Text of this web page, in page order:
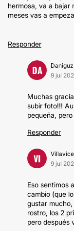
hermosa, va a bajar
meses vas a
Responder
DA
Daniguz
9 jul
Muchas
subir foto!!!
pequeña,
Responder
VI
9 jul
Eso sentimos
cambio (que
gustar
rostro, los 2
pero después